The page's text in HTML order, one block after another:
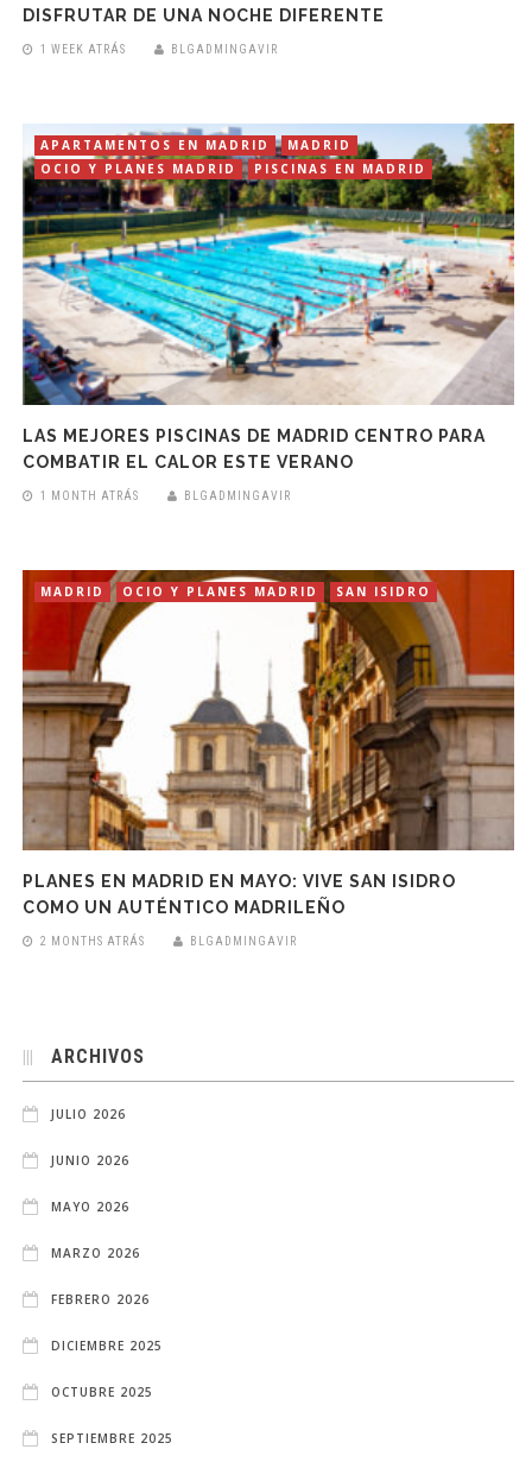
DISFRUTAR DE UNA NOCHE DIFERENTE
1 WEEK ATRÁS BLGADMINGAVIR
APARTAMENTOS EN MADRID
MADRID
OCIO Y PLANES MADRID
PISCINAS EN MADRID
LAS MEJORES PISCINAS DE MADRID CENTRO PARA
COMBATIR EL CALOR ESTE VERANO
1 MONTH ATRÁS BLGADMINGAVIR
MADRID OCIO Y PLANES MADRID SAN ISIDRO
PLANES EN MADRID EN MAYO: VIVE SAN ISIDRO
COMO UN AUTÉNTICO MADRILEÑO
2 MONTHS ATRÁS BLGADMINGAVIR
ARCHIVOS
JULIO 2026
JUNIO 2026
MAYO 2026
MARZO 2026
FEBRERO 2026
DICIEMBRE 2025
OCTUBRE 2025
SEPTIEMBRE 2025